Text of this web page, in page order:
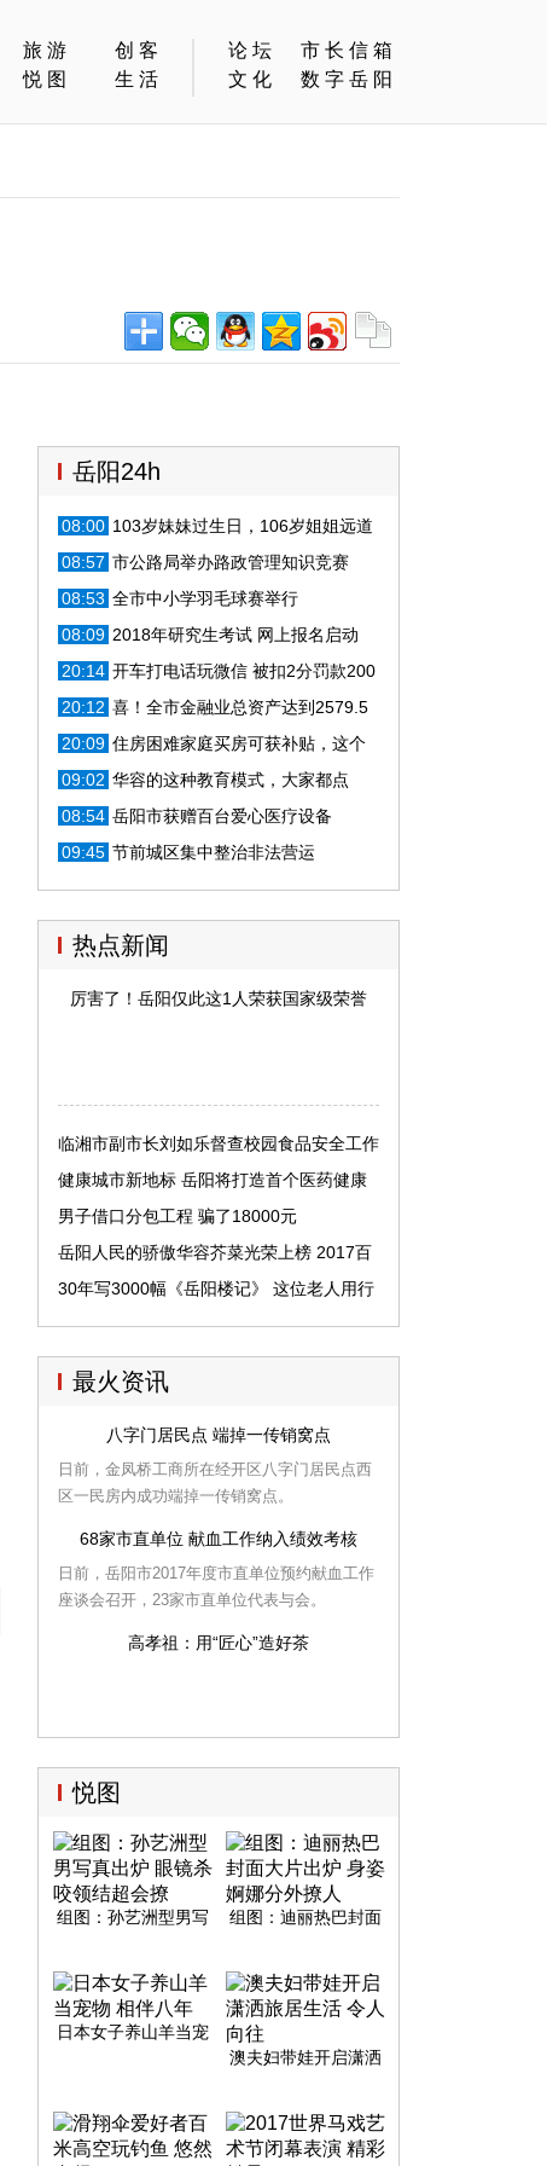
旅游
创客
悦图
生活
论坛
市长信箱
文化
数字岳阳
岳阳24h
08:00 103岁妹妹过生日，106岁姐姐远道
而来祝寿
08:57 市公路局举办路政管理知识竞赛
08:53 全市中小学羽毛球赛举行
08:09 2018年研究生考试 网上报名启动
20:14 开车打电话玩微信 被扣2分罚款200
元
20:12 喜！全市金融业总资产达到2579.5
亿元
20:09 住房困难家庭买房可获补贴，这个
可以有
09:02 华容的这种教育模式，大家都点
赞，秘诀是？
08:54 岳阳市获赠百台爱心医疗设备
09:45 节前城区集中整治非法营运
热点新闻
厉害了！岳阳仅此这1人荣获国家级荣誉
临湘市副市长刘如乐督查校园食品安全工作
健康城市新地标 岳阳将打造首个医药健康
产业园
男子借口分包工程 骗了18000元
岳阳人民的骄傲华容芥菜光荣上榜 2017百
强农产品
30年写3000幅《岳阳楼记》 这位老人用行
动诠释“工匠精神”
最火资讯
八字门居民点 端掉一传销窝点
日前，金凤桥工商所在经开区八字门居民点西
区一民房内成功端掉一传销窝点。
68家市直单位 献血工作纳入绩效考核
日前，岳阳市2017年度市直单位预约献血工作
座谈会召开，23家市直单位代表与会。
高孝祖：用“匠心”造好茶
悦图
组图：孙艺洲型男写
组图：迪丽热巴封面
日本女子养山羊当宠
澳夫妇带娃开启潇洒